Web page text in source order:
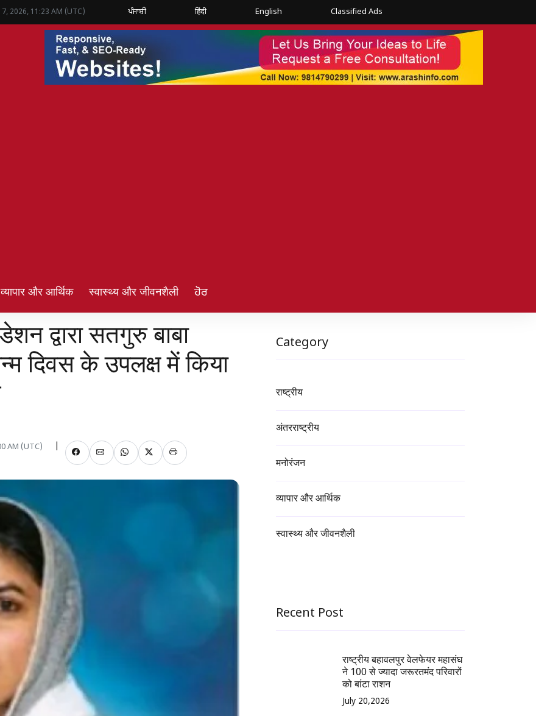
2026, 11:23 AM (UTC) ਪੰਜਾਬੀ हिंदी English Classified Ads
व्यापार और आर्थिक स्वास्थ्य और जीवनशैली ਹੋਰ
द्वारा सतगुरु बाबा
दिवस के उपलक्ष में किया
AM (UTC)
Category
राष्ट्रीय
अंतरराष्ट्रीय
मनोरंजन
व्यापार और आर्थिक
स्वास्थ्य और जीवनशैली
Recent Post
राष्ट्रीय बहावलपुर वेलफेयर महासंघ
ने 100 से ज्यादा जरूरतमंद परिवारों
को बांटा राशन
July 20,2026